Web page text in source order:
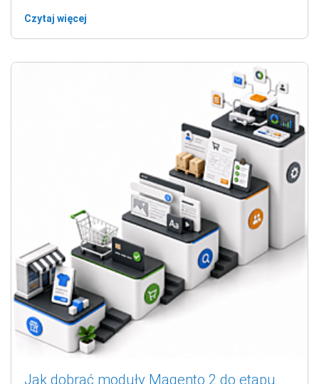
Czytaj więcej
Jak dobrać moduły Magento 2 do etapu